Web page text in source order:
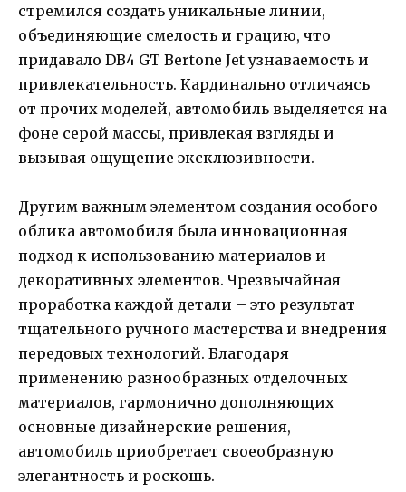
стремился создать уникальные линии,
объединяющие смелость и грацию, что
придавало DB4 GT Bertone Jet узнаваемость и
привлекательность. Кардинально отличаясь
от прочих моделей, автомобиль выделяется на
фоне серой массы, привлекая взгляды и
вызывая ощущение эксклюзивности.
Другим важным элементом создания особого
облика автомобиля была инновационная
подход к использованию материалов и
декоративных элементов. Чрезвычайная
проработка каждой детали – это результат
тщательного ручного мастерства и внедрения
передовых технологий. Благодаря
применению разнообразных отделочных
материалов, гармонично дополняющих
основные дизайнерские решения,
автомобиль приобретает своеобразную
элегантность и роскошь.